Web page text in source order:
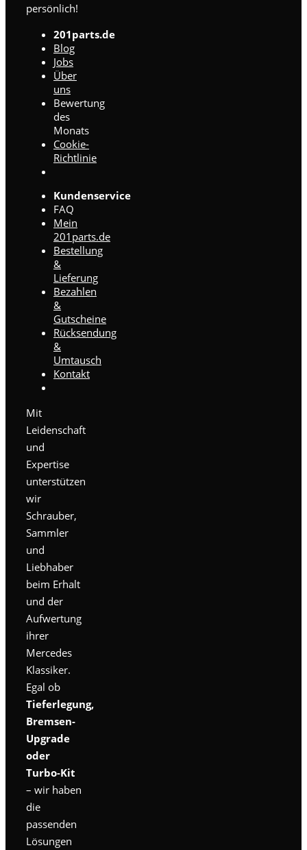
persönlich!
201parts.de
Blog
Jobs
Über
uns
Bewertung
des
Monats
Cookie-
Richtlinie
Kundenservice
FAQ
Mein
201parts.de
Bestellung
&
Lieferung
Bezahlen
&
Gutscheine
Rücksendung
&
Umtausch
Kontakt
Mit
Leidenschaft
und
Expertise
unterstützen
wir
Schrauber,
Sammler
und
Liebhaber
beim Erhalt
und der
Aufwertung
ihrer
Mercedes
Klassiker.
Egal ob
Tieferlegung,
Bremsen-
Upgrade
oder
Turbo-Kit
– wir haben
die
passenden
Lösungen